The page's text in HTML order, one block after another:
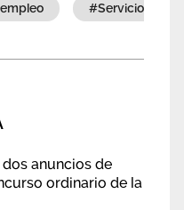
empleo #servicio
anuncios de
ordinario de la